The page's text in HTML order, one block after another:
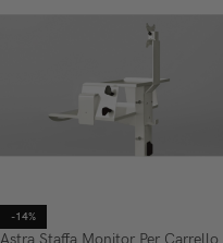
-14%
Astra Staffa Monitor Per Carrello